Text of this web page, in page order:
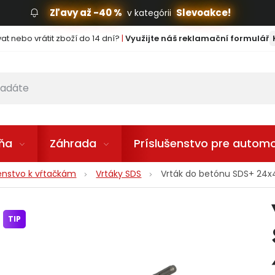
Zľavy až -40 % v kategórii Slevoakce!
nebo vrátit zboží do 14 dní? | Využijte náš reklamační formulář
Záhrada Príslušenstvo pre
k vŕtačkám Vrtáky SDS Vrták do betónu SDS+
TIP